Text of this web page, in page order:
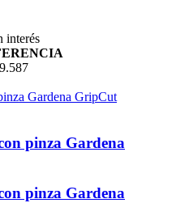
interés
pinza Gardena
pinza Gardena